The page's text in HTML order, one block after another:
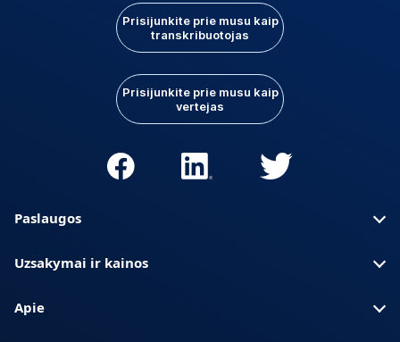
Prisijunkite prie musu kaip
transkribuotojas
Prisijunkite prie musu kaip
vertejas
Paslaugos
Uzsakymai ir kainos
Apie